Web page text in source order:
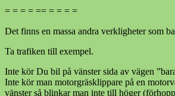
= = = = == = = = =
Det finns en massa andra verkligheter som
Ta trafiken till exempel.
Inte kör Du bil på vänster sida av vägen
Inte kör man motorgräsklippare på en
vänster så blinkar man inte till höger